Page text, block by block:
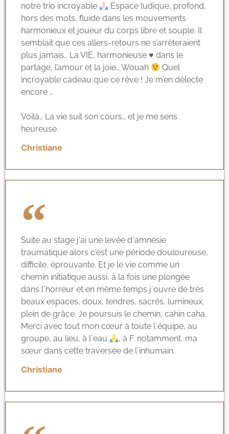
notre trio incroyable
Espace ludique, profond,
hors des mots, fluide dans les mouvements
harmonieux et joueur du corps libre et souple. Il
semblait que ces allers-retours ne s’arrêteraient
plus jamais… La VIE, harmonieuse ♥️ dans le
partage, l’amour et la joie… Wouah
Quel
incroyable cadeau que ce rêve ! Je m’en délecte
encore …
Voilà… La vie suit son cours… et je me sens
heureuse.
Christiane
Suite au stage j'ai une levée d´amnésie
traumatique alors c'est une période douloureuse,
difficile, éprouvante. Et je le vie comme un
chemin initiatique aussi, à la fois une plongée
dans l´horreur et en même temps j´ouvre de très
beaux espaces, doux, tendres, sacrés, lumineux,
plein de grâce. Je poursuis le chemin, cahin caha.
Merci avec tout mon cœur à toute l´équipe, au
groupe, au lieu, à l´eau
, à F. notamment, ma
sœur dans cette traversée de l´inhumain.
Christiane